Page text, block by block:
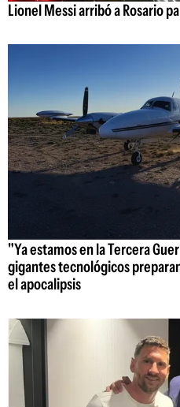
Lionel Messi arribó a Rosario
"Ya estamos en la Tercera
gigantes tecnológicos
el apocalipsis